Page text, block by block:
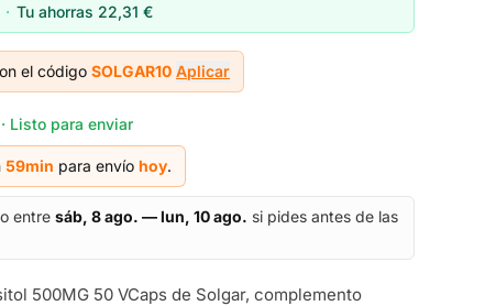
· Tu ahorras 22,31 €
el código SOLGAR10 Aplicar
Listo para enviar
59min para envío hoy.
entre sáb, 8 ago. — lun, 10 ago. si pides antes de las
500MG 50 VCaps de Solgar, complemento